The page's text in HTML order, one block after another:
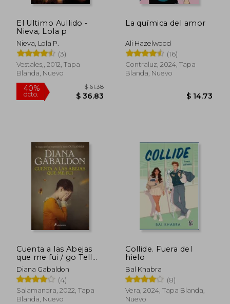
El Ultimo Aullido -
Nieva, Lola p
Nieva, Lola P.
(3)
Vestales,, 2012, Tapa
Blanda, Nuevo
La química del amor
Ali Hazelwood
(16)
Contraluz, 2024, Tapa
Blanda, Nuevo
Cuenta a las Abejas
que me fui / go Tell
the Bees That i'm
Gone (Forastera)
(Spanish Edition)
[Soft Cover ]
Diana Gabaldon
(4)
Salamandra, 2022, Tapa
Blanda, Nuevo
Collide. Fuera del
hielo
Bal Khabra
(8)
Vera, 2024, Tapa Blanda,
Nuevo